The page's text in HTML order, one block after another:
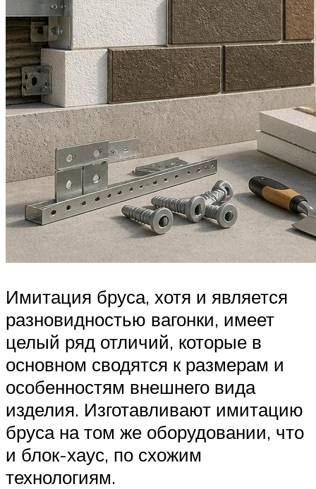
Имитация бруса, хотя и является
разновидностью вагонки, имеет
целый ряд отличий, которые в
основном сводятся к размерам и
особенностям внешнего вида
изделия. Изготавливают имитацию
бруса на том же оборудовании, что
и блок-хаус, по схожим
технологиям.